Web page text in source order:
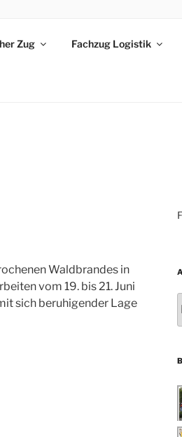
Zug Fachzug Logistik
Waldbrandes in
vom 19. bis 21. Juni
sich beruhigender Lage